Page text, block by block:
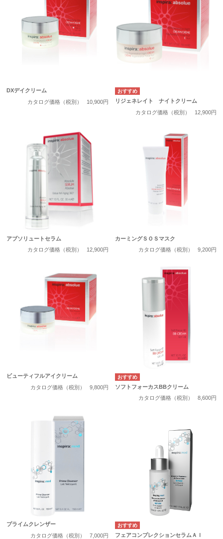
DXデイクリーム
カタログ価格（税別）
10,900円
リジェネレイト ナイトクリーム
カタログ価格（税別）
12,900円
アブソリュートセラム
カタログ価格（税別）
12,900円
カーミングＳＯＳマスク
カタログ価格（税別）
9,200円
ビューティフルアイクリーム
カタログ価格（税別）
9,800円
ソフトフォーカスBBクリーム
カタログ価格（税別）
8,600円
プライムクレンザー
カタログ価格（税別）
7,000円 フェアコンプレクションセラムＡＩ